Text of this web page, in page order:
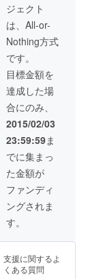
ジェクト
は、All-or-
Nothing方式
です。
目標金額を
達成した場
合にのみ、
2015/02/03
23:59:59ま
でに集まっ
た金額が
ファンディ
ングされま
す。
支援に関するよ
くある質問